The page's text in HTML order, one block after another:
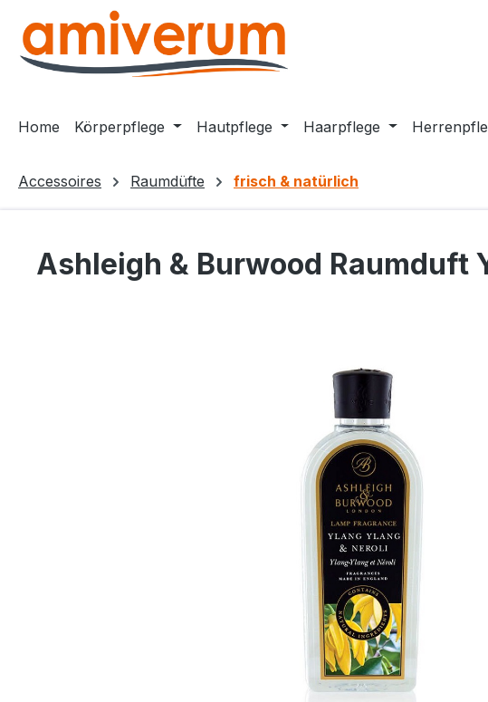
Hauptinhalt springen
Zur Suche springen
Zur Hauptnavigation springen
Home Körperpflege Hautpflege Haarpflege
Accessoires Raumdüfte frisch & natürlich
Ashleigh & Burwood Raumduft